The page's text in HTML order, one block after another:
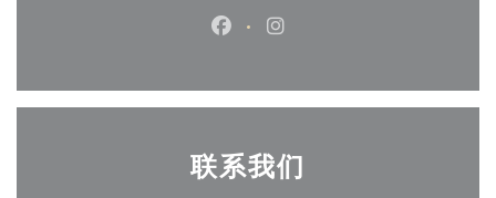
Facebook ((在新窗口中打开))
Instagram ((在新窗口
联系我们